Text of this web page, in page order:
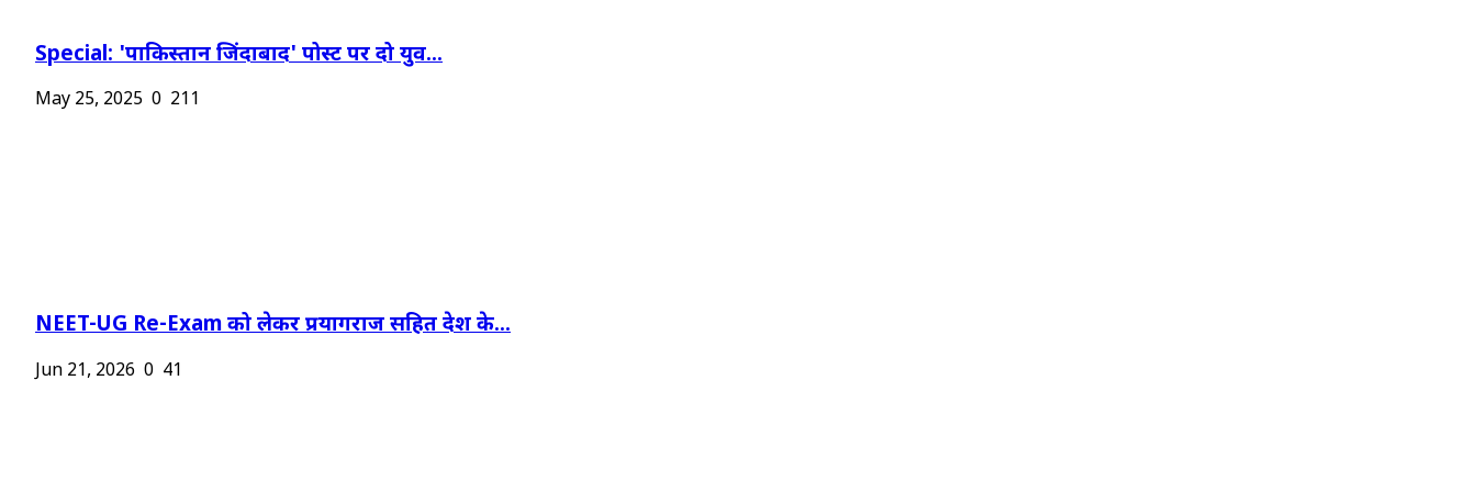
Special: 'पाकिस्तान जिंदाबाद' पोस्ट पर दो युव...
May 25, 2025 0 211
NEET-UG Re-Exam को लेकर प्रयागराज सहित देश के...
Jun 21, 2026 0 41